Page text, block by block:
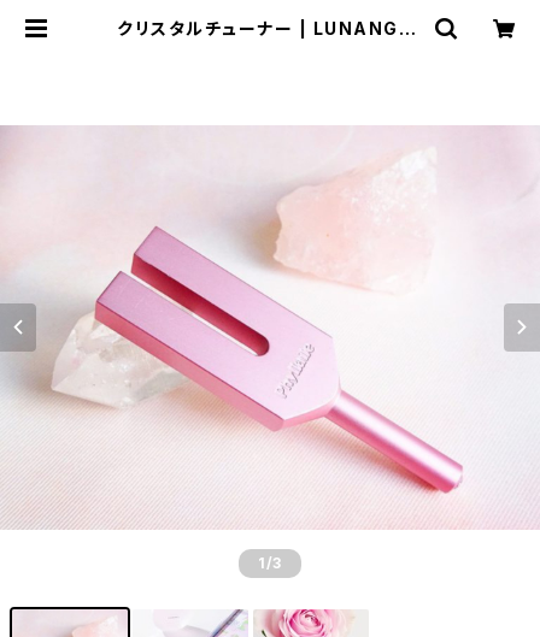
クリスタルチューナー | LUNANGEL
1 /3